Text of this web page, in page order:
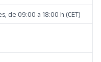
de 09:00 a 18:00 h (CET)